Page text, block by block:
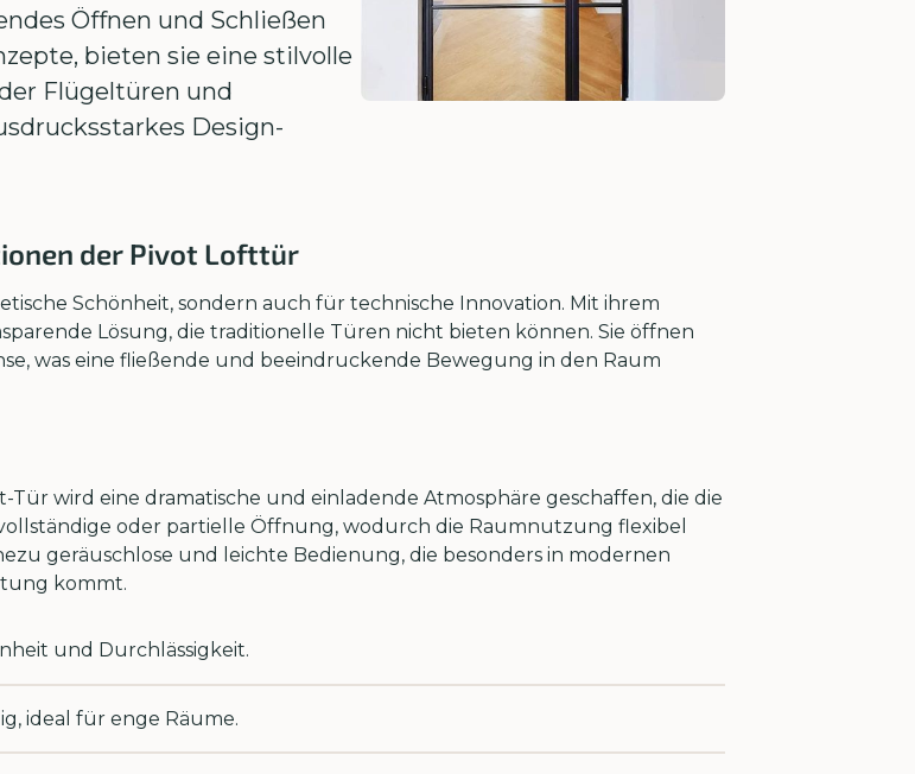
Öffnen und Schließen
bieten sie eine stilvolle
Flügeltüren und
Design-
der Pivot Lofttür
Schönheit, sondern auch für technische Innovation. Mit ihrem
Lösung, die traditionelle Türen nicht bieten können. Sie öffnen
was eine fließende und beeindruckende Bewegung in den Raum
wird eine dramatische und einladende Atmosphäre geschaffen, die die
oder partielle Öffnung, wodurch die Raumnutzung flexibel
geräuschlose und leichte Bedienung, die besonders in modernen
kommt.
und Durchlässigkeit.
ideal für enge Räume.